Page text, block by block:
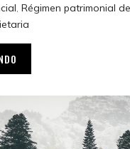
,Régimen patrimonial